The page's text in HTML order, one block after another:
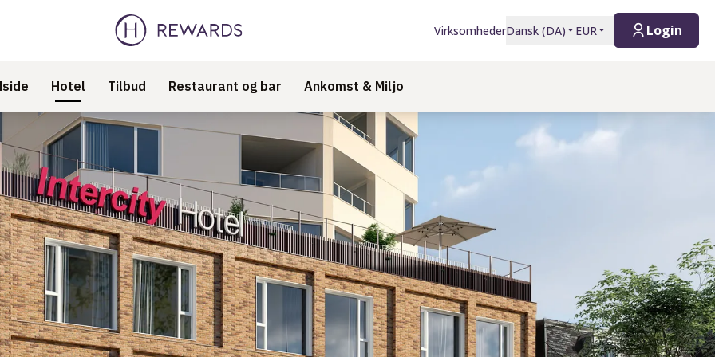
VirksomhederDansk (DA) EUR Login
Hotel Tilbud Restaurant og bar Ankomst & Miljo